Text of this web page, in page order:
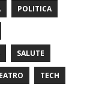
POLITICA
SALUTE
TECH